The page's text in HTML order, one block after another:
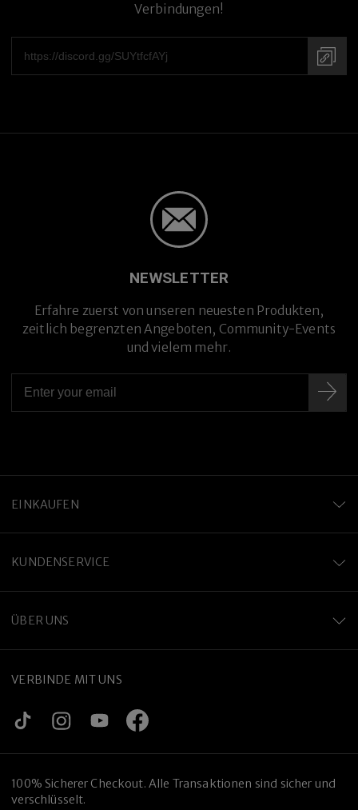
Verbindungen!
NEWSLETTER
Erfahre zuerst von unseren neuesten Produkten,
zeitlich begrenzten Angeboten, Community-Events
und vielem mehr.
EINKAUFEN
KUNDENSERVICE
ÜBER UNS
VERBINDE MIT UNS
100% Sicherer Checkout. Alle Transaktionen sind sicher und
verschlüsselt.